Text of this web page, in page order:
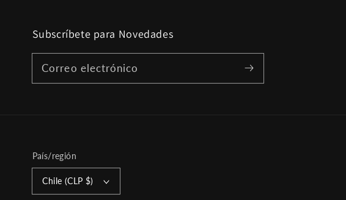
Subscríbete para Novedades
Correo electrónico
País/región
Chile (CLP $)